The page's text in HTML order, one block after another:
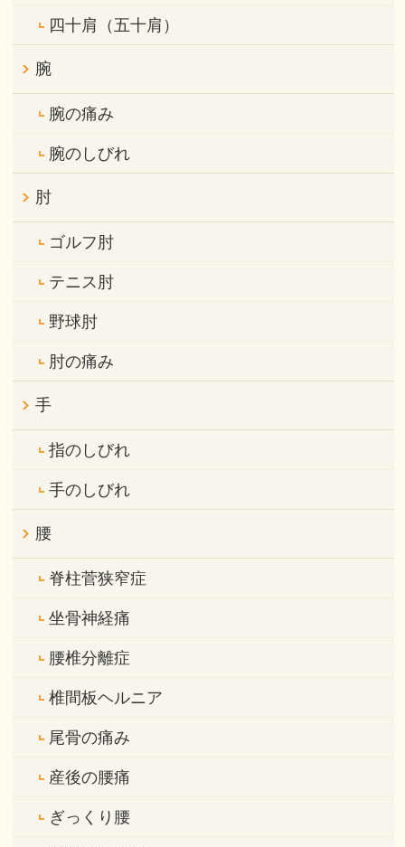
四十肩（五十肩）
腕
腕の痛み
腕のしびれ
肘
ゴルフ肘
テニス肘
野球肘
肘の痛み
手
指のしびれ
手のしびれ
腰
脊柱菅狭窄症
坐骨神経痛
腰椎分離症
椎間板ヘルニア
尾骨の痛み
産後の腰痛
ぎっくり腰